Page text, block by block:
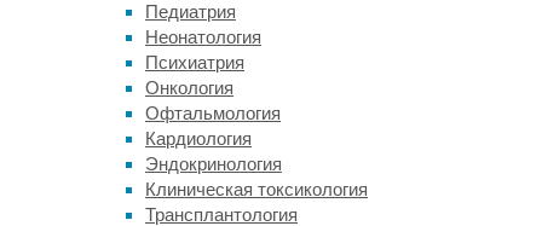
Педиатрия
Неонатология
Психиатрия
Онкология
Офтальмология
Кардиология
Эндокринология
Клиническая токсикология
Трансплантология
другая
тактика,
когда
флейторыл
движется
рядом